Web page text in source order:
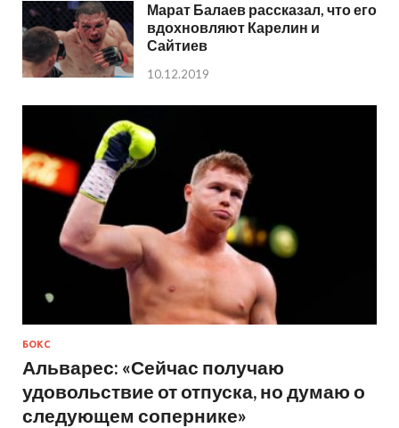
Марат Балаев рассказал, что его
вдохновляют Карелин и
Сайтиев
10.12.2019
БОКС
Альварес: «Сейчас получаю
удовольствие от отпуска, но думаю о
следующем сопернике»